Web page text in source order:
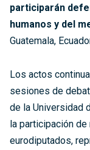
participarán
humanos y del
Guatemala,
Los actos
sesiones de
de la Universidad
la participación
eurodiputados,